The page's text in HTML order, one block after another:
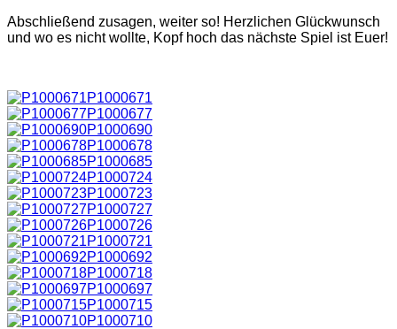
Abschließend zusagen, weiter so! Herzlichen Glückwunsch
und wo es nicht wollte, Kopf hoch das nächste Spiel ist Euer!
P1000671
P1000677
P1000690
P1000678
P1000685
P1000724
P1000723
P1000727
P1000726
P1000721
P1000692
P1000718
P1000697
P1000715
P1000710